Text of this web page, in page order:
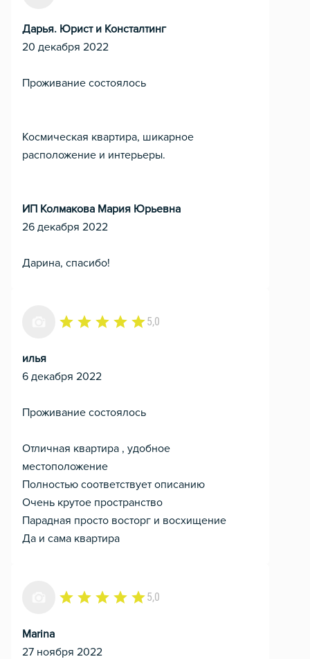
Дарья. Юрист и Консталтинг
20 декабря 2022
Проживание состоялось
Космическая квартира, шикарное
расположение и интерьеры.
ИП Колмакова Мария Юрьевна
26 декабря 2022
Дарина, спасибо!
5,0
илья
6 декабря 2022
Проживание состоялось
Отличная квартира , удобное
местоположение
Полностью соответствует описанию
Очень крутое пространство
Парадная просто восторг и восхищение
Да и сама квартира
5,0
Marina
27 ноября 2022